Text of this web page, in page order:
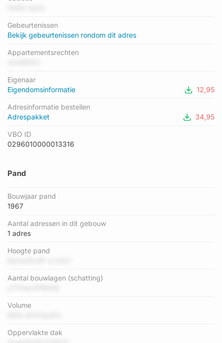
Gebeurtenissen
Bekijk gebeurtenissen rondom dit adres
Appartementsrechten
Eigenaar
Eigendomsinformatie
12,95
Adresinformatie bestellen
Adrespakket
34,95
VBO ID
0296010000013316
Pand
Bouwjaar pand
1967
Aantal adressen in dit gebouw
1 adres
Hoogte pand
Aantal bouwlagen (schatting)
Volume
Oppervlakte dak